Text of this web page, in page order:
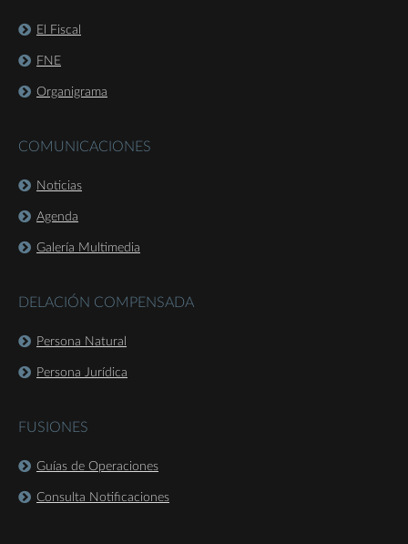
El Fiscal
FNE
Organigrama
COMUNICACIONES
Noticias
Agenda
Galería Multimedia
DELACIÓN COMPENSADA
Persona Natural
Persona Jurídica
FUSIONES
Guías de Operaciones
Consulta Notificaciones